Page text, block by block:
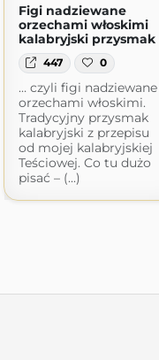
Figi nadziewane
orzechami włoskimi
kalabryjski przysmak
447 0
… czyli figi nadziewane
orzechami włoskimi.
Tradycyjny przysmak
kalabryjski z przepisu
od mojej kalabryjskiej
Teściowej. Co tu dużo
pisać – (...)